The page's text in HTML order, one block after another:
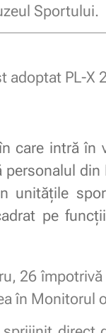
Sportului.
adoptat PL-X
care intră în
personalul
unitățile
pe
26
în Monitorul